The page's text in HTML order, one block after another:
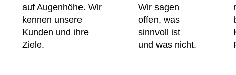
auf Augenhöhe. Wir
kennen unsere
Kunden und ihre
Ziele.
Wir sagen
offen, was
sinnvoll ist
und was nicht.